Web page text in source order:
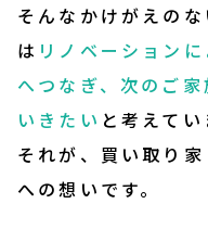
そんなかけがえの
は リノベーション
へつなぎ、次のご
いきたい と考えてい
それが、買い取り
への想いです。